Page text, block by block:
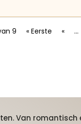
9 « Eerste « ...
Van romantisch